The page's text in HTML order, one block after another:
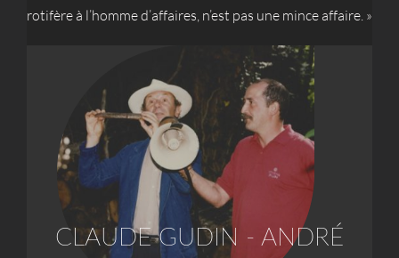
rotifère à l’homme d’affaires, n’est pas une mince affaire. »
CLAUDE GUDIN - ANDRÉ